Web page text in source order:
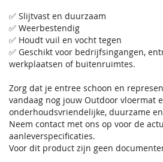
✅ Slijtvast en duurzaam
✅ Weerbestendig
✅ Houdt vuil en vocht tegen
✅ Geschikt voor bedrijfsingangen,
werkplaatsen of buitenruimtes.
Zorg dat je entree schoon en
vandaag nog jouw Outdoor vloermat
onderhoudsvriendelijke, duurzame
Neem contact met ons op voor de
aanleverspecificaties.
Voor dit product zijn geen